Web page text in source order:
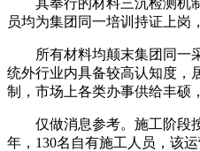
其奉行的材料三沉检测机制
员均为集团同一培训持证上岗
所有材料均颠末集团同一采
统外行业内具备较高认知度，
制，市场上各类办事供给丰硕
仅做消息参考。施工阶段按
年，130名自有施工人员，该